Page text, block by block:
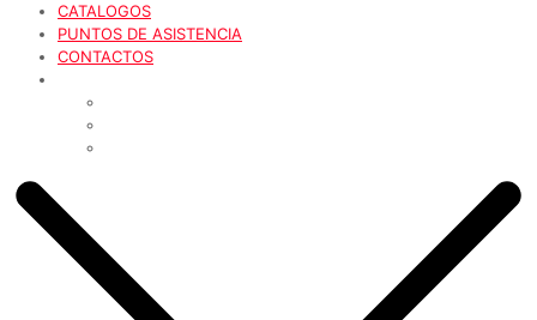
CATALOGOS
PUNTOS DE ASISTENCIA
CONTACTOS